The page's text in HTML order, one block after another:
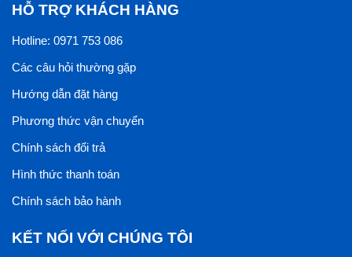
HỖ TRỢ KHÁCH HÀNG
Hotline: 0971 753 086
Các câu hỏi thường gặp
Hướng dẫn đặt hàng
Phương thức vận chuyển
Chính sách đổi trả
Hình thức thanh toán
Chính sách bảo hành
KẾT NỐI VỚI CHÚNG TÔI